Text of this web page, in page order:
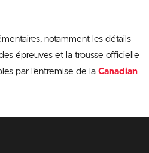
notamment les détails
épreuves et la trousse officielle
par l’entremise de la Canadian